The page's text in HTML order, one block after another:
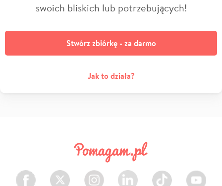
swoich bliskich lub potrzebujących!
Stwórz zbiórkę - za darmo
Jak to działa?
Facebook Twitter Instagram LinkedIn TikTok Youtube